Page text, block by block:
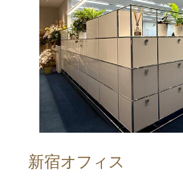
新宿オフィス